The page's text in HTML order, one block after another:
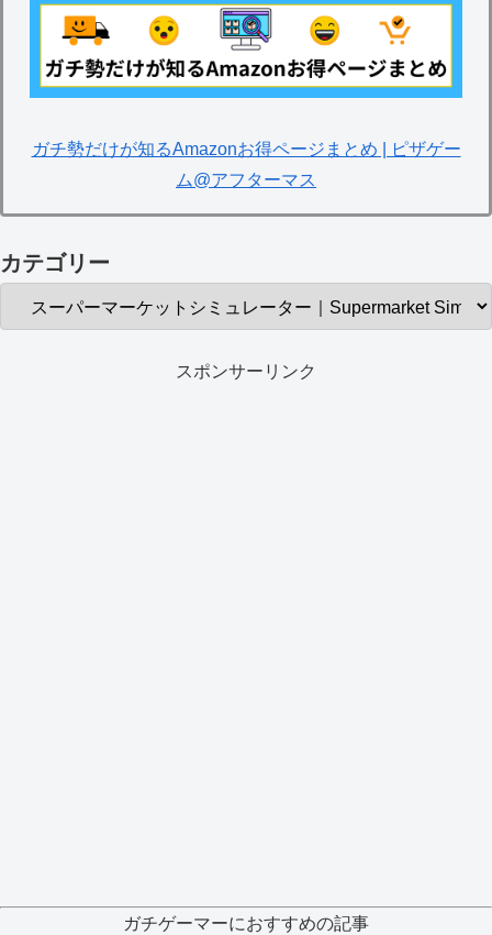
ガチ勢だけが知るAmazonお得ページまとめ | ピザゲー
ム@アフターマス
カテゴリー
スポンサーリンク
ガチゲーマーにおすすめの記事